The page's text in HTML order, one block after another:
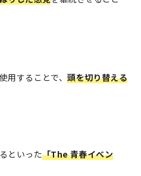
用することで、頭を切り替える
といった「The 青春イベン